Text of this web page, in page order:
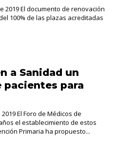
2019 El documento de renovación
100% de las plazas acreditadas
a Sanidad un
pacientes para
El Foro de Médicos de
el establecimiento de estos
Primaria ha propuesto...